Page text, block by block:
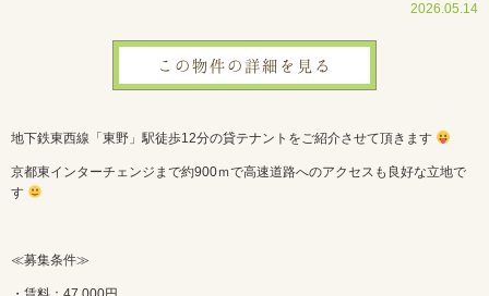
2026.05.14
この物件の詳細を見る
地下鉄東西線「東野」駅徒歩12分の貸テナントをご紹介させて頂きます
京都東インターチェンジまで約900ｍで高速道路へのアクセスも良好な立地で
す
≪募集条件≫